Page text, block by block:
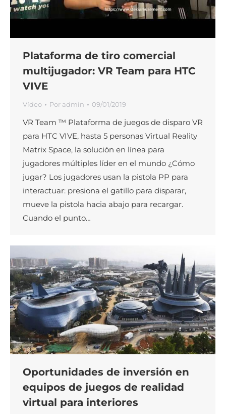
Plataforma de tiro comercial
multijugador: VR Team para HTC
VIVE
Vídeo Por admin 09/01/2019
VR Team ™ Plataforma de juegos de disparo VR
para HTC VIVE, hasta 5 personas Virtual Reality
Matrix Space, la solución en línea para
jugadores múltiples líder en el mundo ¿Cómo
jugar? Los jugadores usan la pistola PP para
interactuar: presiona el gatillo para disparar,
mueve la pistola hacia abajo para recargar.
Cuando el punto…
Oportunidades de inversión en
equipos de juegos de realidad
virtual para interiores